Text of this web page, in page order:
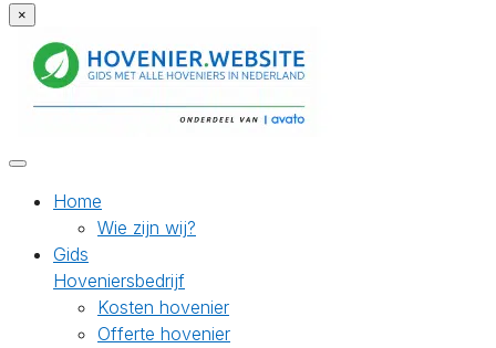
×
Home
Wie zijn wij?
Gids
Hoveniersbedrijf
Kosten hovenier
Offerte hovenier